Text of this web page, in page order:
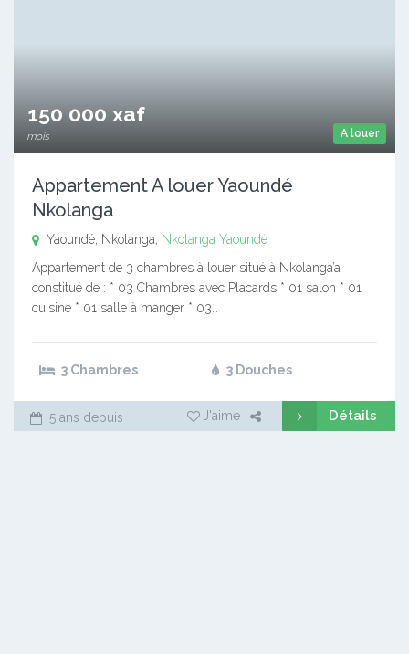
A louer
150 000 xaf
mois
Appartement A louer Yaoundé
Nkolanga
Yaoundé, Nkolanga, Nkolanga Yaoundé
Appartement de 3 chambres à louer situé à Nkolanga’a
constitué de : * 03 Chambres avec Placards * 01 salon * 01
cuisine * 01 salle à manger * 03…
3 Chambres 3 Douches
5 ans depuis J'aime Détails